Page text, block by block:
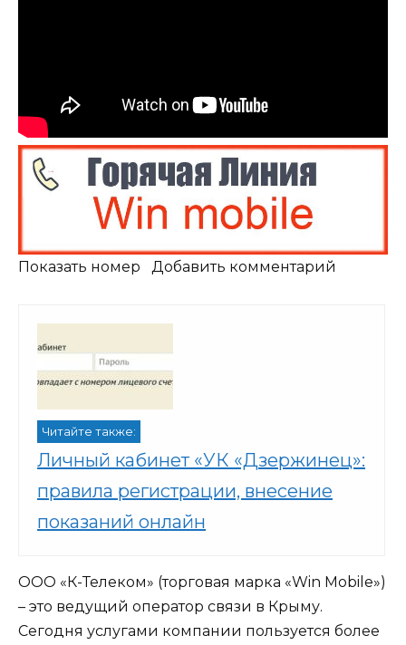
Показать номер Добавить комментарий
Читайте также:
Личный кабинет «УК «Дзержинец»:
правила регистрации, внесение
показаний онлайн
ООО «К-Телеком» (торговая марка «Win Mobile»)
– это ведущий оператор связи в Крыму.
Сегодня услугами компании пользуется более